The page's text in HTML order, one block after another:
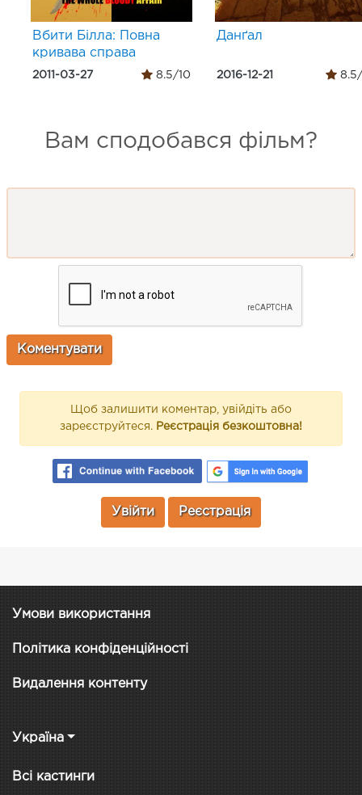
Вбити Білла: Повна
кривава справа
2011-03-27 8.5/10
Данґал
2016-12-21 8.5/
Вам сподобався фільм?
Щоб залишити коментар, увійдіть або
зареєструйтеся. Реєстрація безкоштовна!
Увійти Реєстрація
Умови використання
Політика конфіденційності
Видалення контенту
Україна
Всі кастинги